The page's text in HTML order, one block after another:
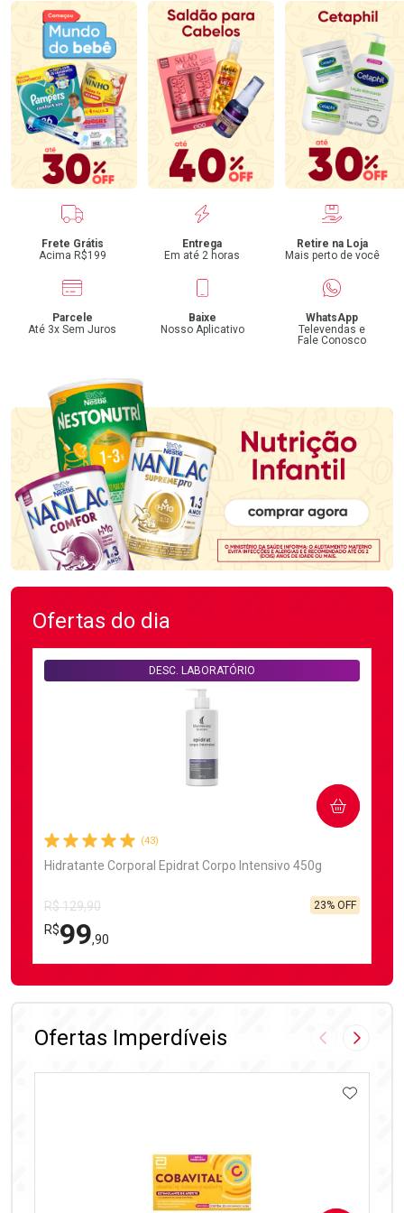
Benefícios
Frete Grátis
Acima R$199
Entrega
Em até 2 horas
Retire na Loja
Mais perto de você
Parcele
Até 3x Sem Juros
Baixe
Nosso Aplicativo
WhatsApp
Televendas e
Fale Conosco
Ofertas do dia
(43)
Hidratante Corporal Epidrat Corpo Intensivo 450g
DESC. LABORATÓRIO
R$ 129,90
R$99,90
23% OFF
COMPRAR
FECHAR
FECHAR
Ofertas Imperdíveis Imagem